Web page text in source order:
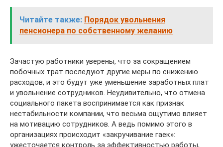
Читайте также: Порядок увольнения
пенсионера по собственному желанию
Зачастую работники уверены, что за сокращением
побочных трат последуют другие меры по снижению
расходов, и это будут уже уменьшение заработных плат
и увольнение сотрудников. Неудивительно, что отмена
социального пакета воспринимается как признак
нестабильности компании, что весьма ощутимо влияет
на мотивацию сотрудников. А ведь помимо этого в
организациях происходит «закручивание гаек»:
ужесточается контроль за эффективностью работы,